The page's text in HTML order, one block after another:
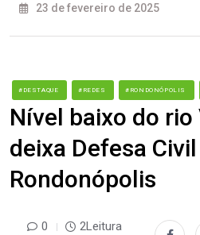
23 de fevereiro de 2025
#DESTAQUE #REDES #RONDONÓPOLIS
Nível baixo do
deixa Defesa
Rondonópolis
0 2Leitura